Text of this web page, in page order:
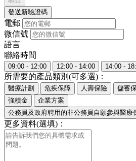
發送新驗證碼
電郵
微信號
語言
聯絡時間
09:00 - 12:00 12:00 - 14:00 14:00 -
所需要的產品類別(可多選)：
醫療計劃 危疾保障 人壽保險 儲蓄
強積金
企業方案
公務員及政府聘用的非公務員自願參與醫療
更多資料(選填)：